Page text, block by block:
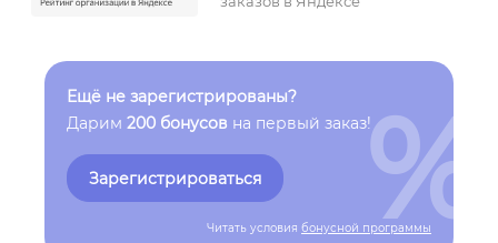
Ещё не зарегистрированы?
Дарим 200 бонусов на первый заказ!
Зарегистрироваться
Читать условия бонусной программы
%